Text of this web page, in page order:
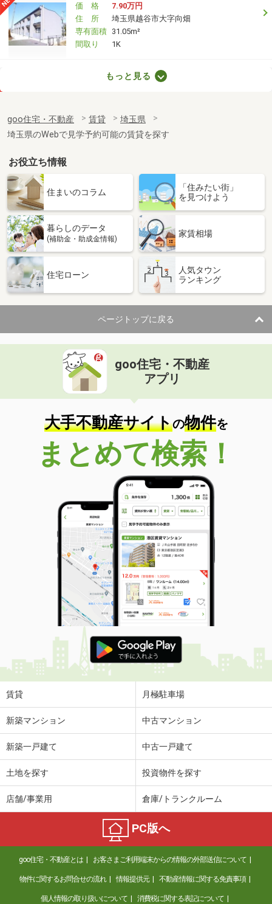
価 格
7.90万円
住 所
埼玉県越谷市大字向畑
専有面積 31.05m²
間取り
1K
埼玉県さいたま市見沼区丸ヶ崎町
専有面積
32.43m²
間取り
1K
埼玉県羽生市大字中岩瀬
価 格
6.10万円
埼玉県羽生市大字中岩瀬
専有面積 35.79m²
間取り
埼玉県三郷市三郷１丁目
住 所
埼玉県三郷市三郷１丁目
専有面積 23.04m²
間取り
ワンルーム
埼玉県さいたま市北区本郷町
価 格
住 所
埼玉県さいたま市北区本郷町
専有面積 62.1m²
間取り
2LDK
埼玉県所沢市和ケ原３
価 格
8.30万円
埼玉県所沢市和ケ原３
26.5m²
間取り
ワンルーム
埼玉県さいたま市北区本郷町
価 格
9.70万円
住 所
埼玉県さいたま市北区本郷町
専有面積 62.1m²
間取り
2LDK
埼玉県越谷市大字大林
価 格
7.90万円
住 所
埼玉県越谷市大字大林
専有面積
埼玉県さいたま市南区太田窪５丁目
8.70万円
埼玉県さいたま市浦和区領家６
8.50万円
住 所
埼玉県さいたま市浦和区領家６
専有面積 21.2m²
間取り
1K
埼玉県川口市飯原町
もっと見る
goo住宅・不動産 賃貸
埼玉県
埼玉県のWebで見学予約可能の賃貸を探す
お役立ち情報
住まいのコラム
「住みたい街」
を見つけよう
暮らしのデータ
(補助金・助成金情報)
家賃相場
住宅ローン
人気タウン
ランキング
ページトップに戻る
goo住宅・不動産
アプリ
大手不動産サイトの物件を
まとめて検索！
賃貸 月極駐車場
新築マンション 中古マンション
新築一戸建て 中古一戸建て
土地を探す 投資物件を探す
店舗/事業用 倉庫/トランクルーム
PC版へ
goo住宅・不動産とは お客さまご利用端末からの情報の外部送信について
物件に関するお問合せの流れ 情報提供元 不動産情報に関する免責事項
個人情報の取り扱いについて 消費税に関する表記について